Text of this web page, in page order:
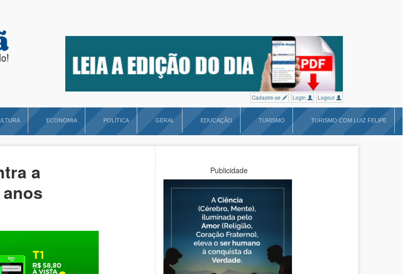
Cadastre-se Login Logout
ECONOMIA POLÍTICA GERAL EDUCAÇÃO TURISMO TURISMO COM LUIZ FELIPE
a
Publicidade